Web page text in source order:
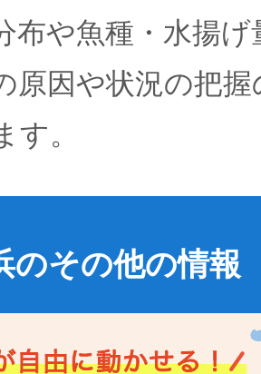
布や魚種・水揚
原因や状況の把
す。
のその他の情報